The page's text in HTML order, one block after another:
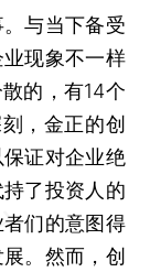
与当下备受
现象不一样
的，有14个
，金正的创
证对企业绝
了投资人的
们的意图得
。然而，创